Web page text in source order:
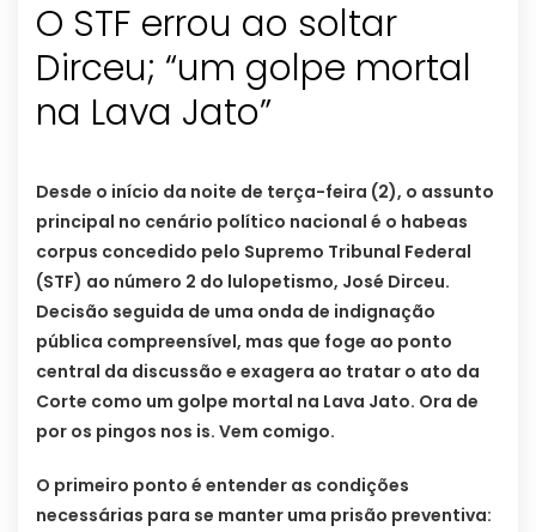
O STF errou ao soltar
Dirceu; “um golpe mortal
na Lava Jato”
Desde o início da noite de terça-feira (2), o assunto
principal no cenário político nacional é o habeas
corpus concedido pelo Supremo Tribunal Federal
(STF) ao número 2 do lulopetismo, José Dirceu.
Decisão seguida de uma onda de indignação
pública compreensível, mas que foge ao ponto
central da discussão e exagera ao tratar o ato da
Corte como um golpe mortal na Lava Jato. Ora de
por os pingos nos is. Vem comigo.
O primeiro ponto é entender as condições
necessárias para se manter uma prisão preventiva: